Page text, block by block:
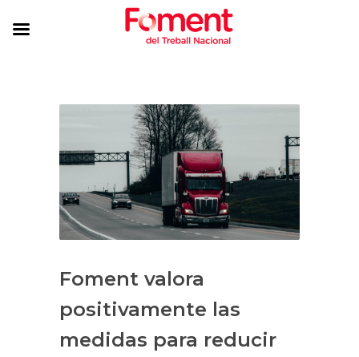
Foment valora
positivamente las
medidas para reducir